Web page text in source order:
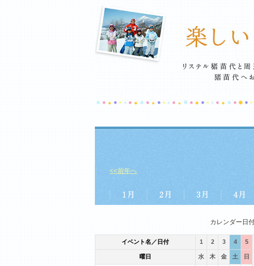
<<前年へ
カレンダー日
イベント名／日付 1 2 3 4 5
曜日 水 木 金 土 日